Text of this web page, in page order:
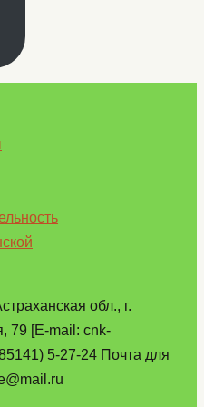
обл., г.
79 [E-mail: cnk-
5-27-24 Почта для